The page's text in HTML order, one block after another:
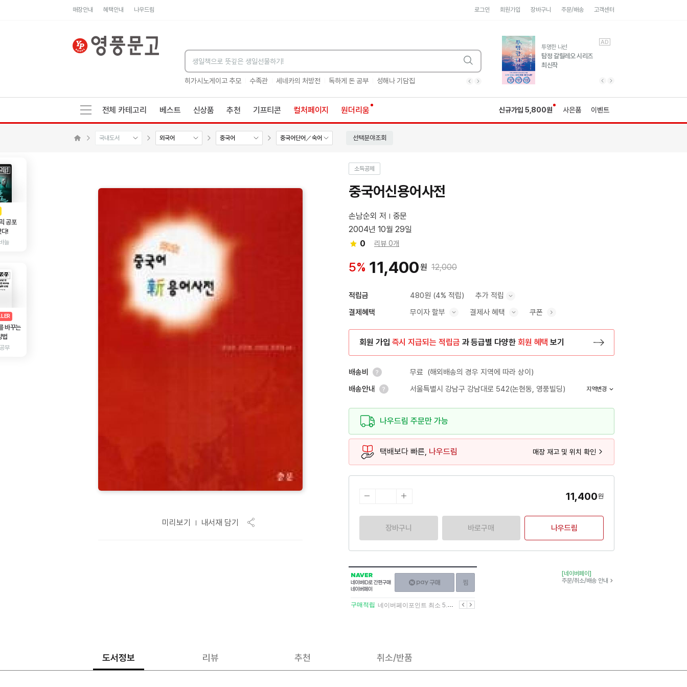
매장안내 혜택안내 나우드림 로그인 회원가입 장바구니 주문/배송 고객센터
히가시노게이고 추모 수족관 세네카의 처방전 독하게 돈 공부 성해나 기담집 히가시노게이고 추모 수족관 독하게 돈 공부
유럽 도시 기행3
풍성한 서사와 인문학적
통찰!
AD
투명한 나선
탐정 갈릴레오 시리즈
최신작
AD
전체 카테고리 베스트 신상품 추천 기프티콘 컬처페이지 원더리움 신규가입 5,800원 사은품 이벤트
국내도서 외국어 중국어 중국어단어／숙어 선택분야조회
AD
공포
다!
늘
AD
바꾸는
법
부
미리보기 내서재 담기
소득공제
중국어신용어사전
손남순외 저
중문
2004년 10월 29일
0
리뷰 0개
5% 11,400원 12,000
적립금 480원 (4% 적립) 추가 적립
결제혜택 무이자 할부 결제사 혜택 쿠폰
회원 가입 즉시 지급되는 적립금 과 등급별 다양한 회원 혜택 보기
배송비 무료 (해외배송의 경우 지역에 따라 상이)
배송안내
서울특별시 강남구 강남대로 542(논현동, 영풍빌딩) 지역변경
나우드림 주문만 가능
택배보다 빠른, 나우드림 매장 재고 및 위치 확인
11,400원
장바구니 바로구매 나우드림
NAVER
네이버
ID로
간편구매
네이버페이
구매하기
이전
구매적립 네이버페이포인트 최소 5.5% 적립 다음
[네이버페이]
주문/취소/배송 안내
도서정보 리뷰 추천 취소/반품